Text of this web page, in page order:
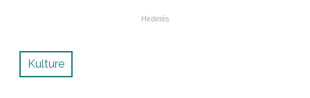
Kulture